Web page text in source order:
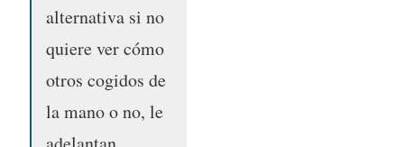
alternativa si no
quiere ver cómo
otros cogidos de
la mano o no, le